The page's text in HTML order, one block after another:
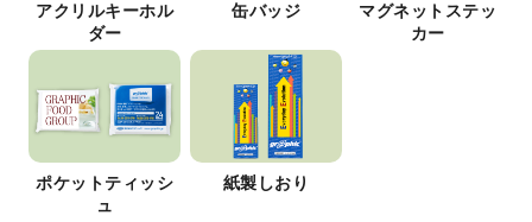
アクリルキーホル
ダー
缶バッジ
マグネットステッ
カー
ポケットティッシ
ュ
紙製しおり